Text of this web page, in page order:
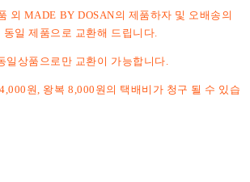
외 MADE BY DOSAN의 제품하자 및 오배송의
일 제품으로 교환해 드립니다.
일상품으로만 교환이 가능합니다.
원, 왕복 8,000원의 택배비가 청구 될 수 있습